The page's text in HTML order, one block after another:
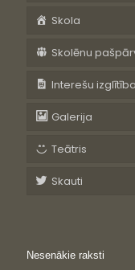
Skola
Skolēnu
Interešu izglītība
Galerija
Teātris
Skauti
Nesenākie raksti